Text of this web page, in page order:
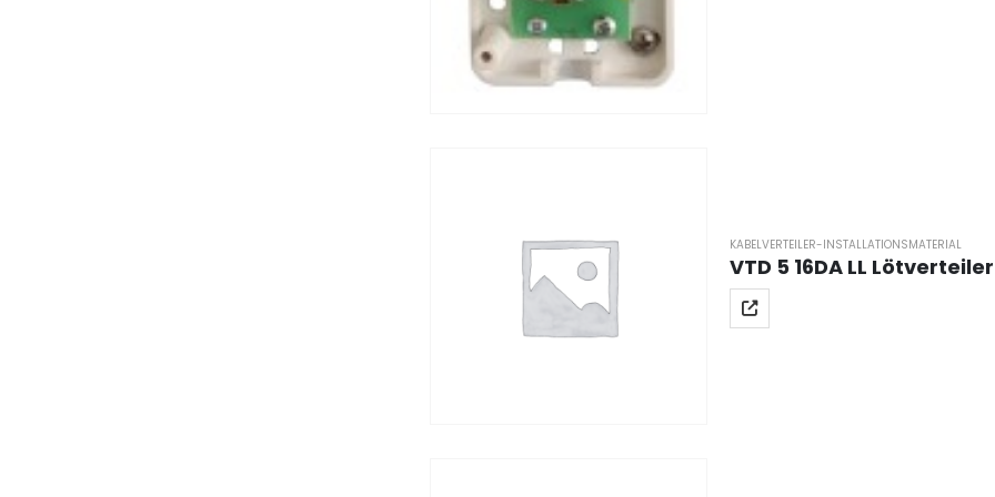
KABELVERTEILER-INSTALLATIONSMATERIAL
VTD 5 16DA LL